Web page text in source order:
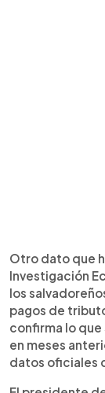
Otro dato que
Investigación
los
pagos de
confirma lo que
en meses
datos oficiales